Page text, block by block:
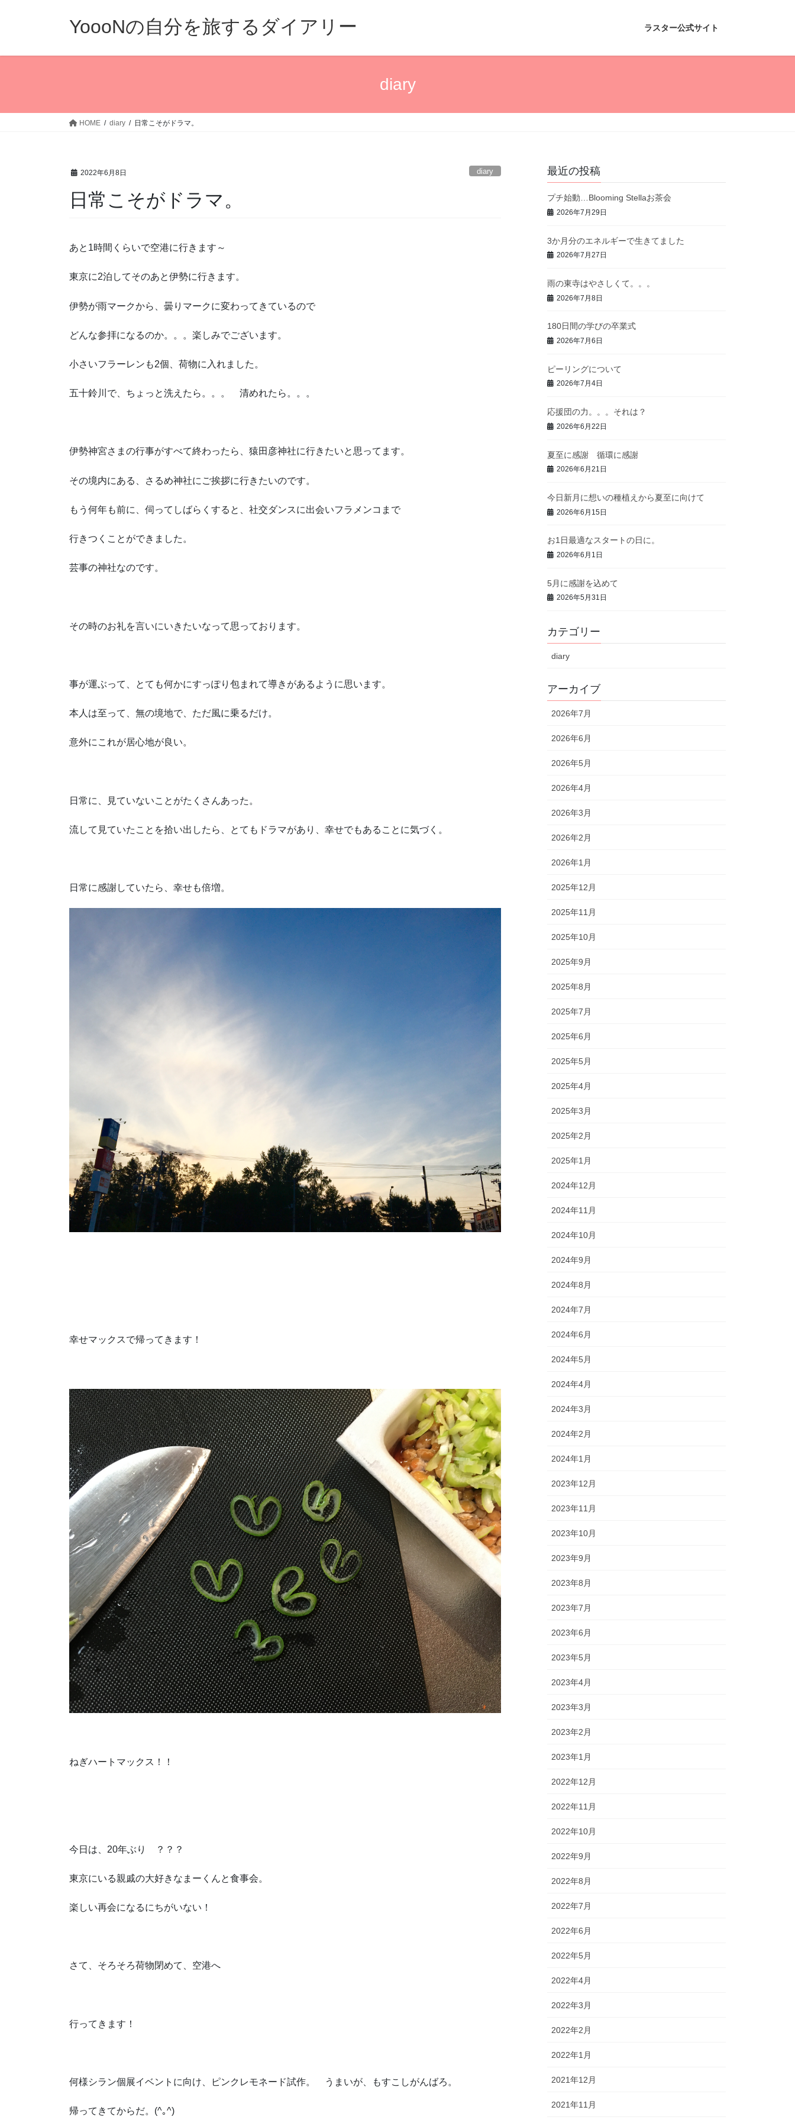
YoooNの自分を旅するダイアリー ラスター公式サイト
diary
HOME diary 日常こそがドラマ。
2022年6月8日 diary
日常こそがドラマ。
あと1時間くらいで空港に行きます～
東京に2泊してそのあと伊勢に行きます。
伊勢が雨マークから、曇りマークに変わってきているので
どんな参拝になるのか。。。楽しみでございます。
小さいフラーレンも2個、荷物に入れました。
五十鈴川で、ちょっと洗えたら。。。 清めれたら。。。
伊勢神宮さまの行事がすべて終わったら、猿田彦神社に行きたいと思ってます。
その境内にある、さるめ神社にご挨拶に行きたいのです。
もう何年も前に、伺ってしばらくすると、社交ダンスに出会いフラメンコまで
行きつくことができました。
芸事の神社なのです。
その時のお礼を言いにいきたいなって思っております。
事が運ぶって、とても何かにすっぽり包まれて導きがあるように思います。
本人は至って、無の境地で、ただ風に乗るだけ。
意外にこれが居心地が良い。
日常に、見ていないことがたくさんあった。
流して見ていたことを拾い出したら、とてもドラマがあり、幸せでもあることに気づく。
日常に感謝していたら、幸せも倍増。
幸せマックスで帰ってきます！
ねぎハートマックス！！
今日は、20年ぶり ？？？
東京にいる親戚の大好きなまーくんと食事会。
楽しい再会になるにちがいない！
さて、そろそろ荷物閉めて、空港へ
行ってきます！
何様シラン個展イベントに向け、ピンクレモネード試作。 うまいが、もすこしがんばろ。
帰ってきてからだ。(^｡^)
最近の投稿
プチ始動…Blooming Stellaお茶会
2026年7月29日
3か月分のエネルギーで生きてました
2026年7月27日
雨の東寺はやさしくて。。。
2026年7月8日
180日間の学びの卒業式
2026年7月6日
ピーリングについて
2026年7月4日
応援団の力。。。それは？
2026年6月22日
夏至に感謝 循環に感謝
2026年6月21日
今日新月に想いの種植えから夏至に向けて
2026年6月15日
お1日最適なスタートの日に。
2026年6月1日
5月に感謝を込めて
2026年5月31日
カテゴリー
diary
アーカイブ
2026年7月
2026年6月
2026年5月
2026年4月
2026年3月
2026年2月
2026年1月
2025年12月
2025年11月
2025年10月
2025年9月
2025年8月
2025年7月
2025年6月
2025年5月
2025年4月
2025年3月
2025年2月
2025年1月
2024年12月
2024年11月
2024年10月
2024年9月
2024年8月
2024年7月
2024年6月
2024年5月
2024年4月
2024年3月
2024年2月
2024年1月
2023年12月
2023年11月
2023年10月
2023年9月
2023年8月
2023年7月
2023年6月
2023年5月
2023年4月
2023年3月
2023年2月
2023年1月
2022年12月
2022年11月
2022年10月
2022年9月
2022年8月
2022年7月
2022年6月
2022年5月
2022年4月
2022年3月
2022年2月
2022年1月
2021年12月
2021年11月